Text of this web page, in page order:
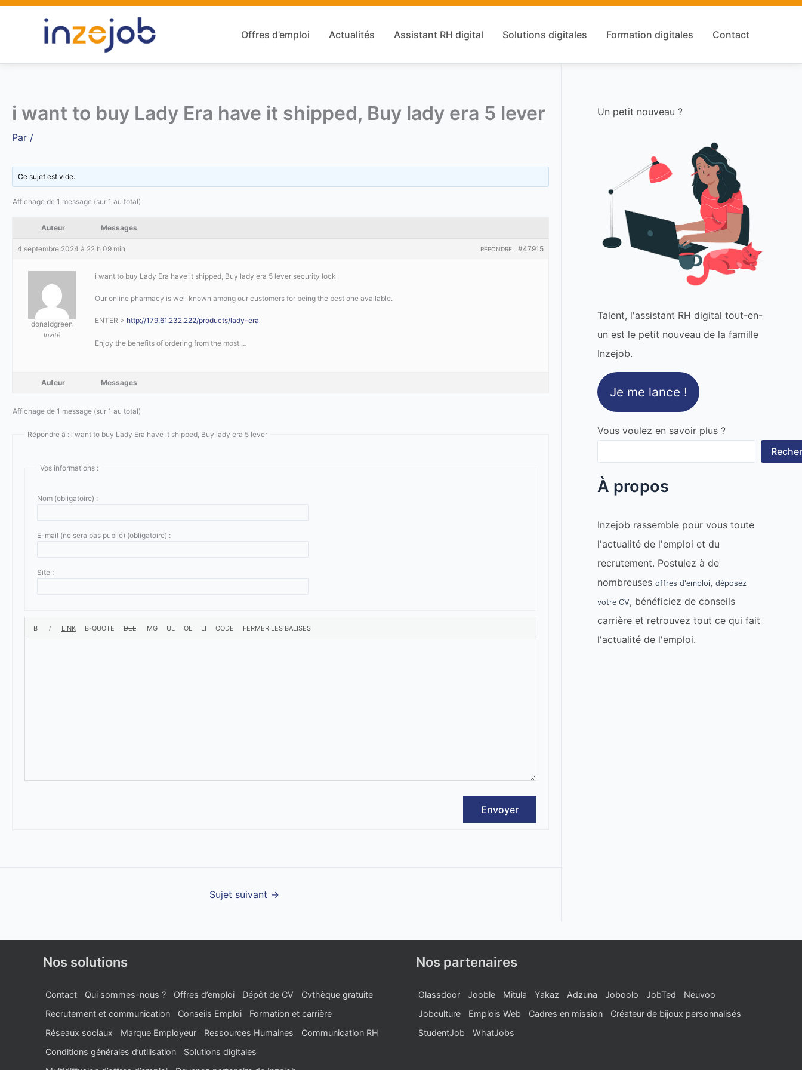
Aller
Offres d’emploi Actualités Assistant RH digital Solutions digitales Formation digitales Contact
i want to buy Lady Era have it shipped, Buy lady era 5 lever
Par /
Ce sujet est vide.
Affichage de 1 message (sur 1 au total)
Auteur Messages
4 septembre 2024 à 22 h 09 min #47915
RÉPONDRE
donaldgreen
Invité
i want to buy Lady Era have it shipped, Buy lady era 5 lever security lock
Our online pharmacy is well known among our customers for being the best one available.
ENTER > http://179.61.232.222/products/lady-era
Enjoy the benefits of ordering from the most …
Auteur Messages
Affichage de 1 message (sur 1 au total)
Répondre à : i want to buy Lady Era have it shipped, Buy lady era 5 lever
Vos informations :
Nom (obligatoire) :
E-mail (ne sera pas publié) (obligatoire) :
Site :
Envoyer
Sujet suivant →
Un petit nouveau ?
Talent, l'assistant RH digital tout-en-
un est le petit nouveau de la famille
Inzejob.
Je me lance !
Vous voulez en savoir plus ?
À propos
Inzejob rassemble pour vous toute
l'actualité de l'emploi et du
recrutement. Postulez à de
nombreuses offres d'emploi, déposez
votre CV, bénéficiez de conseils
carrière et retrouvez tout ce qui fait
l'actualité de l'emploi.
Nos solutions
Contact Qui sommes-nous ? Offres d’emploi Dépôt de CV
Cvthèque gratuite
Recrutement et communication
Conseils Emploi
Formation et carrière
Réseaux sociaux
Marque Employeur Ressources Humaines
Communication RH
Conditions générales d’utilisation
Solutions digitales
Nos partenaires
Glassdoor Jooble Mitula Yakaz Adzuna Joboolo JobTed
Neuvoo
Jobculture
Emplois Web Cadres en mission
Créateur de bijoux personnalisés
StudentJob
WhatJobs